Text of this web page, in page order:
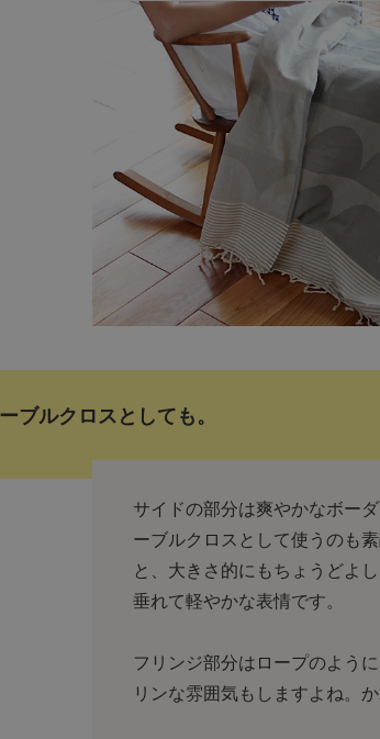
ブルクロスとしても。
サイドの部分は爽やかなボー
ーブルクロスとして使うのも
と、大きさ的にもちょうどよ
垂れて軽やかな表情です。
フリンジ部分はロープのよう
リンな雰囲気もしますよね。か